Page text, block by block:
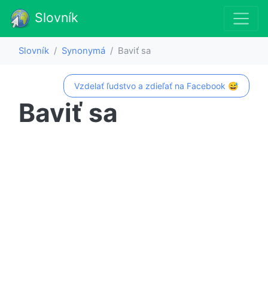
Slovník
Slovník Synonymá Baviť sa
Vzdelať ľudstvo a zdieľať na Facebook 😅
Baviť sa